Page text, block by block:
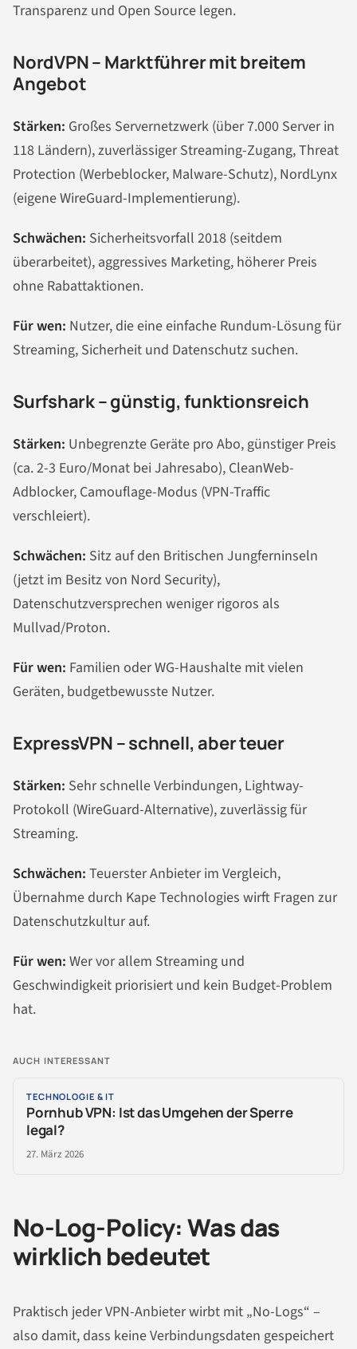
Transparenz und Open Source legen.
NordVPN – Marktführer mit breitem
Angebot
Stärken: Großes Servernetzwerk (über 7.000 Server in
118 Ländern), zuverlässiger Streaming-Zugang, Threat
Protection (Werbeblocker, Malware-Schutz), NordLynx
(eigene WireGuard-Implementierung).
Schwächen: Sicherheitsvorfall 2018 (seitdem
überarbeitet), aggressives Marketing, höherer Preis
ohne Rabattaktionen.
Für wen: Nutzer, die eine einfache Rundum-Lösung für
Streaming, Sicherheit und Datenschutz suchen.
Surfshark – günstig, funktionsreich
Stärken: Unbegrenzte Geräte pro Abo, günstiger Preis
(ca. 2-3 Euro/Monat bei Jahresabo), CleanWeb-
Adblocker, Camouflage-Modus (VPN-Traffic
verschleiert).
Schwächen: Sitz auf den Britischen Jungferninseln
(jetzt im Besitz von Nord Security),
Datenschutzversprechen weniger rigoros als
Mullvad/Proton.
Für wen: Familien oder WG-Haushalte mit vielen
Geräten, budgetbewusste Nutzer.
ExpressVPN – schnell, aber teuer
Stärken: Sehr schnelle Verbindungen, Lightway-
Protokoll (WireGuard-Alternative), zuverlässig für
Streaming.
Schwächen: Teuerster Anbieter im Vergleich,
Übernahme durch Kape Technologies wirft Fragen zur
Datenschutzkultur auf.
Für wen: Wer vor allem Streaming und
Geschwindigkeit priorisiert und kein Budget-Problem
hat.
AUCH INTERESSANT
TECHNOLOGIE & IT
Pornhub VPN: Ist das Umgehen der Sperre
legal?
27. März 2026
No-Log-Policy: Was das
wirklich bedeutet
Praktisch jeder VPN-Anbieter wirbt mit „No-Logs“ –
also damit, dass keine Verbindungsdaten gespeichert